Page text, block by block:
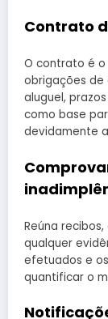
Contrato
O contrato é
obrigações de
aluguel,
como base
devidamente
Reúna
qualquer
efetuados e
quantificar o